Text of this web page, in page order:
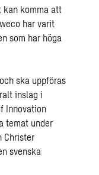
kan komma att
har varit
som har höga
ska uppföras
inslag i
Innovation
temat under
Christer
svenska